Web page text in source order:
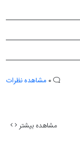
مشاهده نظرات
مشاهده بیشتر